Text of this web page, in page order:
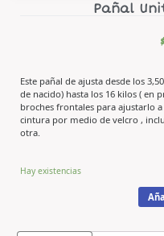
Pañal
$
Este pañal de ajusta desde los
de nacido) hasta los 16 kilos ( en
broches frontales para ajustarlo
cintura por medio de velcro ,
otra.
Hay existencias